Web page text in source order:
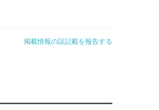
掲載情報の誤記載を報告する